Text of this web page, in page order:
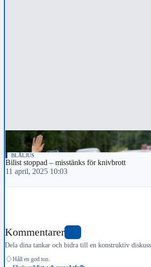
BLÅLJUS
Bilist stoppad – misstänks för knivbrott
11 april, 2025 10:03
Kommentarer
Dela dina tankar och bidra till en konstruktiv
♢ Håll en god ton.